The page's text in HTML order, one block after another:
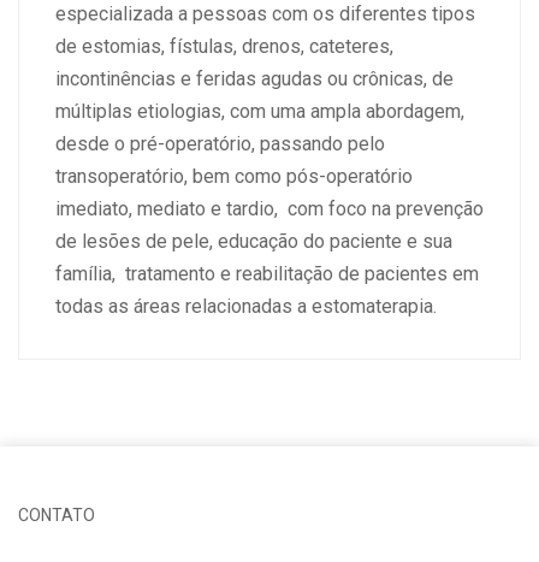
especializada a pessoas com os diferentes tipos
de estomias, fístulas, drenos, cateteres,
incontinências e feridas agudas ou crônicas, de
múltiplas etiologias, com uma ampla abordagem,
desde o pré-operatório, passando pelo
transoperatório, bem como pós-operatório
imediato, mediato e tardio, com foco na prevenção
de lesões de pele, educação do paciente e sua
família, tratamento e reabilitação de pacientes em
todas as áreas relacionadas a estomaterapia.
CONTATO